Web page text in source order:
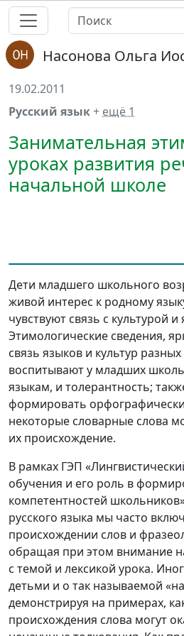
Насонова Ольга
19.02.2011
Русский язык+ ещё 1
Занимательная
уроках развития
начальной школе
Дети младшего школьного
живой интерес к родному
чувствуют связь с культурой
Этимологические сведения,
связь языков и культур
воспитывают у младших
языкам, и толерантность;
формировать
некоторые словарные слова
их происхождение.
В рамках ГЭП
обучения и его роль в
компетентностей
русского языка мы часто
происхождении слов и
обращая при этом внимание
с темой и лексикой урока.
детьми и о так называемой
демонстрируя на примерах,
происхождения слова могут